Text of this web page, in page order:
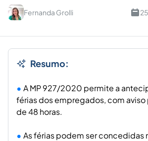
Fernanda Grolli
Resumo:
A MP 927/2020 permite a
férias dos empregados, com aviso
de 48 horas.
As férias podem ser concedidas